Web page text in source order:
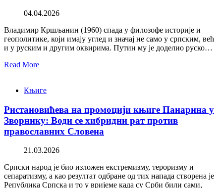
04.04.2026
Владимир Кршљанин (1960) спада у филозофе историје и
геополитике, који имају углед и значај не само у српским, већ
и у руским и другим оквирима. Путин му је доделио руско…
Read More
Књиге
Ристановићева на промоцији књиге Панарина у
Зворнику: Води се хибридни рат против
православних Словена
21.03.2026
Српски народ је био изложен екстремизму, тероризму и
сепаратизму, а као резултат одбране од тих напада створена је
Република Српска и то у вријеме када су Срби били сами,